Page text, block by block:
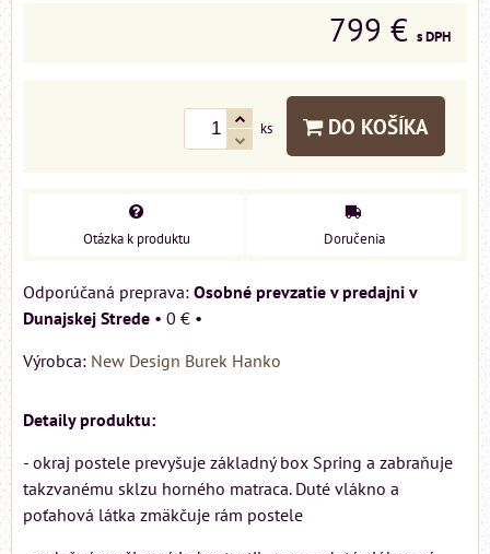
799 € s DPH
ks DO KOŠÍKA
Otázka k produktu Doručenia
Osobné prevzatie v predajni v
Dunajskej Strede • 0 € •
Výrobca: New Design Burek Hanko
Detaily produktu:
- okraj postele prevyšuje základný box Spring a zabraňuje
takzvanému sklzu horného matraca. Duté vlákno a
poťahová látka zmäkčuje rám postele